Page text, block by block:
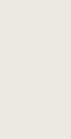
ィ≦ﾆ
∨ﾆﾆﾆﾆ
∨´ﾆニ
｀＞-＜
__ -=く/ｨ
Y≠ミ､/≦}:{
|::::＞ ´
}:/_ {{
ﾊ{´ .ｨ示ﾐ､
|:::}ｨx {ri
l}::《{ｿ ゞ¨'
l|V ′ ｌ
}∧ _ ij
从∧ ｀
{::::}::∧ イ